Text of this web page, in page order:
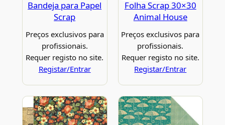
Bandeja para Papel
Scrap
Preços exclusivos para
profissionais.
Requer registo no site.
Registar/Entrar
Folha Scrap 30×30
Animal House
Preços exclusivos para
profissionais.
Requer registo no site.
Registar/Entrar